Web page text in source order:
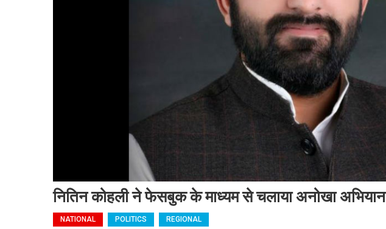
नितिन कोहली ने फेसबुक के माध्यम से चलाया अनोखा अभियान
NATIONAL POLITICS REGIONAL